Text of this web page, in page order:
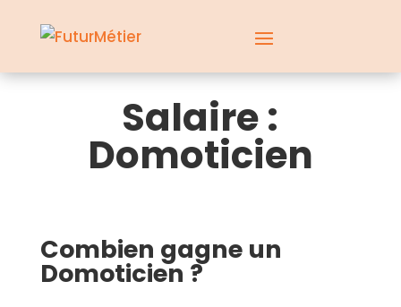
Salaire :
Domoticien
Combien gagne un
Domoticien ?